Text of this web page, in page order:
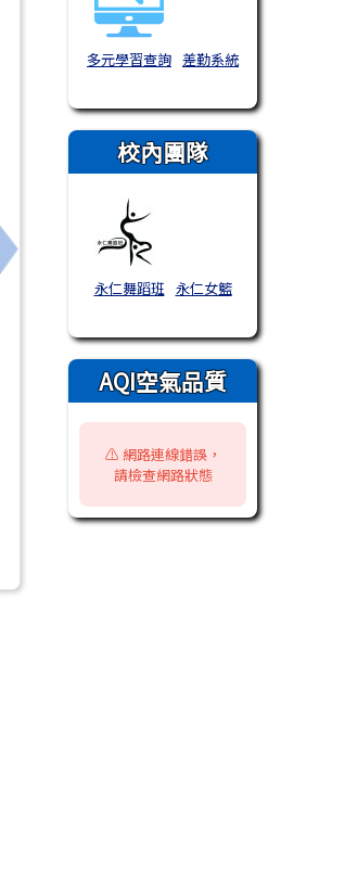
下一筆：衛生局辦理115年度「校園結
多元學習查詢 差勤系統
校內團隊
永仁舞蹈班 永仁女籃
AQI空氣品質
⚠️ 網路連線錯誤，
請檢查網路狀態